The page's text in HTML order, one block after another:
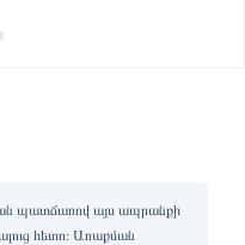
պատճառով այս ապրանքի
հետո։ Առաքման